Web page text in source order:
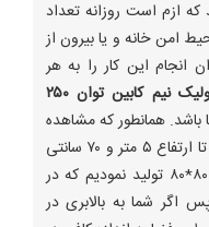
ازم است روزانه تعداد
امن خانه و یا بیرون از
انجام این کار را به هر
بالابر ثابت هیدرولیک نیم کابین توان ۲۵۰
باشد. همانطور که مشاهده
می فرمایید، این بالابر، قابلیت جابجایی تا ارتفاع ۵ متر و ۷۰ سانتی
متری را دارا می باشد. آن را در ابعاد ۸۰*۸۰ تولید نمودیم که در
شما به بالابری در